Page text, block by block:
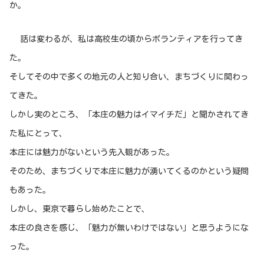
か。
話は変わるが、私は高校生の頃からボランティアを行ってき
た。
そしてその中で多くの地元の人と知り合い、まちづくりに関わっ
てきた。
しかし実のところ、「本庄の魅力はイマイチだ」と聞かされてき
た私にとって、
本庄には魅力がないという先入観があった。
そのため、まちづくりで本庄に魅力が湧いてくるのかという疑問
もあった。
しかし、東京で暮らし始めたことで、
本庄の良さを感じ、「魅力が無いわけではない」と思うようにな
った。